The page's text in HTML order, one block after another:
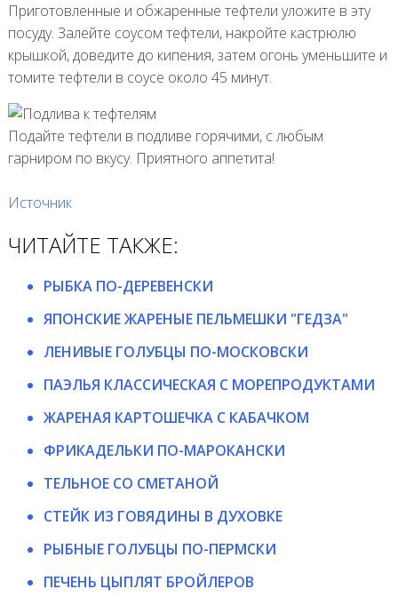
Приготовленные и обжаренные тефтели уложите в эту
посуду. Залейте соусом тефтели, накройте кастрюлю
крышкой, доведите до кипения, затем огонь уменьшите и
томите тефтели в соусе около 45 минут.
Подайте тефтели в подливе горячими, с любым
гарниром по вкусу. Приятного аппетита!
Источник
ЧИТАЙТЕ ТАКЖЕ:
РЫБКА ПО-ДЕРЕВЕНСКИ
ЯПОНСКИЕ ЖАРЕНЫЕ ПЕЛЬМЕШКИ "ГЕДЗА"
ЛЕНИВЫЕ ГОЛУБЦЫ ПО-МОСКОВСКИ
ПАЭЛЬЯ КЛАССИЧЕСКАЯ С МОРЕПРОДУКТАМИ
ЖАРЕНАЯ КАРТОШЕЧКА С КАБАЧКОМ
ФРИКАДЕЛЬКИ ПО-МАРОКАНСКИ
ТЕЛЬНОЕ СО СМЕТАНОЙ
СТЕЙК ИЗ ГОВЯДИНЫ В ДУХОВКЕ
РЫБНЫЕ ГОЛУБЦЫ ПО-ПЕРМСКИ
ПЕЧЕНЬ ЦЫПЛЯТ БРОЙЛЕРОВ